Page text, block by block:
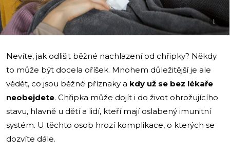
i
Nevíte, jak odlišit běžné nachlazení od chřipky? Někdy
to může být docela oříšek. Mnohem důležitější je ale
vědět, co jsou běžné příznaky a kdy už se bez lékaře
neobejdete. Chřipka může dojít i do život ohrožujícího
stavu, hlavně u dětí a lidí, kteří mají oslabený imunitní
systém. U těchto osob hrozí komplikace, o kterých se
dozvíte dále.